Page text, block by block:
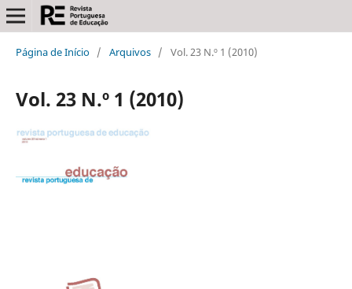
Página de Início / Arquivos / Vol. 23 N.º 1 (2010)
Vol. 23 N.º 1 (2010)